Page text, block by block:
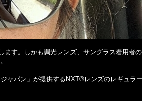
す。しかも調光レンズ、サングラス着用者
ャパン」が提供するNXT®レンズのレギュラ